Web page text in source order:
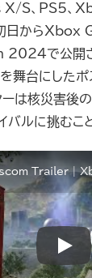
S、PS5、
日からXbox
2024で公開
を舞台にした
ーは核災害後
バルに挑むこ